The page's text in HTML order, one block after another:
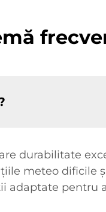
durabilitate
meteo dificile
pentru